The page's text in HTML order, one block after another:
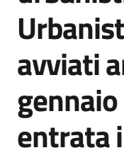
o
n
t
r
i
b
avviati
entrata